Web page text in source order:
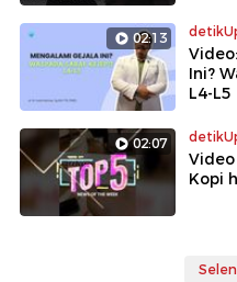
02:13
Ini?
L4-L5
02:07
Kopi